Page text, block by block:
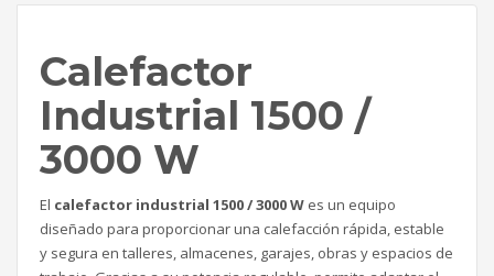
Calefactor
Industrial 1500 /
3000 W
El calefactor industrial 1500 / 3000 W es un equipo
diseñado para proporcionar una calefacción rápida, estable
y segura en talleres, almacenes, garajes, obras y espacios de